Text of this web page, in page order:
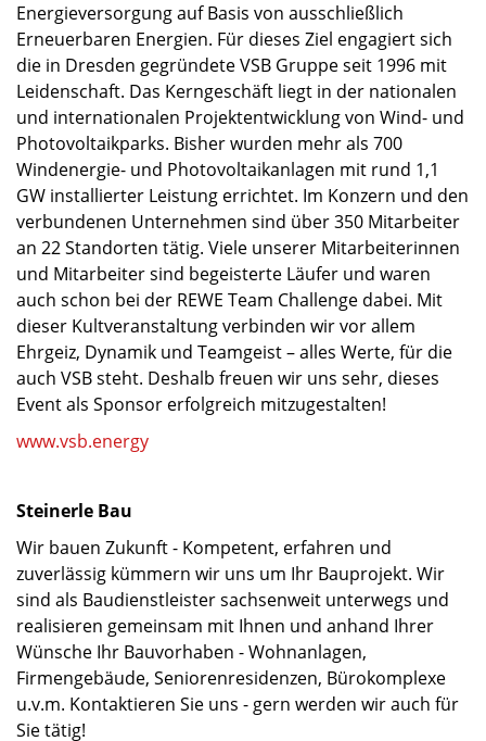
Energieversorgung auf Basis von ausschließlich
Erneuerbaren Energien. Für dieses Ziel engagiert sich
die in Dresden gegründete VSB Gruppe seit 1996 mit
Leidenschaft. Das Kerngeschäft liegt in der nationalen
und internationalen Projektentwicklung von Wind- und
Photovoltaikparks. Bisher wurden mehr als 700
Windenergie- und Photovoltaikanlagen mit rund 1,1
GW installierter Leistung errichtet. Im Konzern und den
verbundenen Unternehmen sind über 350 Mitarbeiter
an 22 Standorten tätig. Viele unserer Mitarbeiterinnen
und Mitarbeiter sind begeisterte Läufer und waren
auch schon bei der REWE Team Challenge dabei. Mit
dieser Kultveranstaltung verbinden wir vor allem
Ehrgeiz, Dynamik und Teamgeist – alles Werte, für die
auch VSB steht. Deshalb freuen wir uns sehr, dieses
Event als Sponsor erfolgreich mitzugestalten!
www.vsb.energy
Steinerle Bau
Wir bauen Zukunft - Kompetent, erfahren und
zuverlässig kümmern wir uns um Ihr Bauprojekt. Wir
sind als Baudienstleister sachsenweit unterwegs und
realisieren gemeinsam mit Ihnen und anhand Ihrer
Wünsche Ihr Bauvorhaben - Wohnanlagen,
Firmengebäude, Seniorenresidenzen, Bürokomplexe
u.v.m. Kontaktieren Sie uns - gern werden wir auch für
Sie tätig!